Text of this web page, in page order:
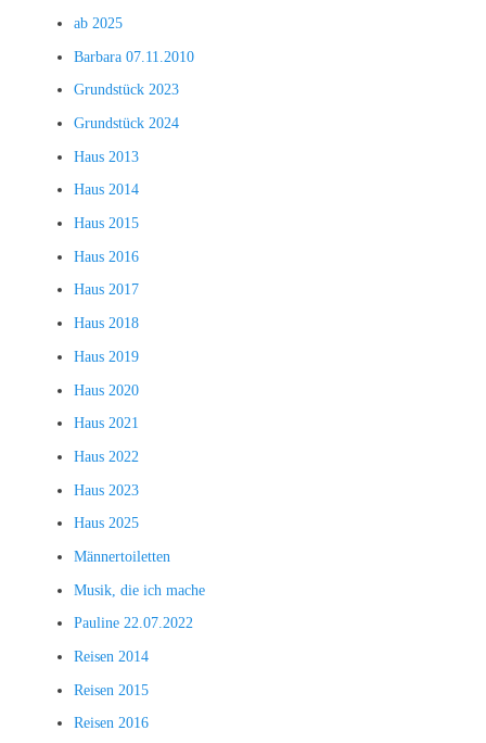
ab 2025
Barbara 07.11.2010
Grundstück 2023
Grundstück 2024
Haus 2013
Haus 2014
Haus 2015
Haus 2016
Haus 2017
Haus 2018
Haus 2019
Haus 2020
Haus 2021
Haus 2022
Haus 2023
Haus 2025
Männertoiletten
Musik, die ich mache
Pauline 22.07.2022
Reisen 2014
Reisen 2015
Reisen 2016